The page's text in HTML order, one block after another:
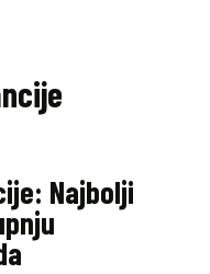
Najbolji